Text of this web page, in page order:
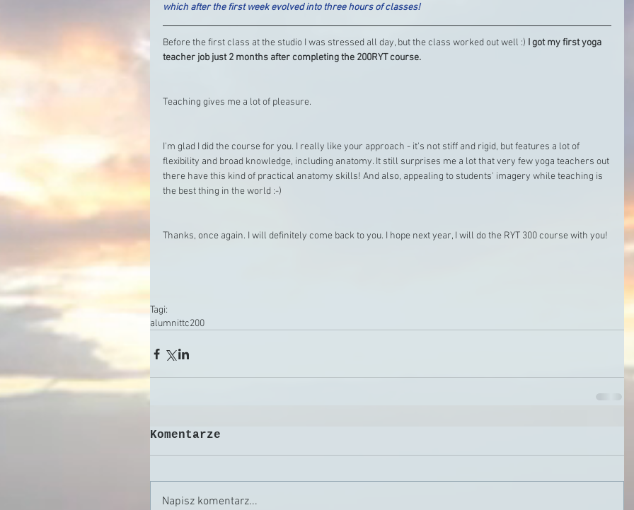
which after the first week evolved into three hours of classes!
Before the first class at the studio I was stressed all day, but the class worked out well :) I got my first yoga
teacher job just 2 months after completing the 200RYT course.
Teaching gives me a lot of pleasure.
I'm glad I did the course for you. I really like your approach - it's not stiff and rigid, but features a lot of
flexibility and broad knowledge, including anatomy. It still surprises me a lot that very few yoga teachers out
there have this kind of practical anatomy skills! And also, appealing to students' imagery while teaching is
the best thing in the world :-)
Thanks, once again. I will definitely come back to you. I hope next year, I will do the RYT 300 course with you!
Tagi:
alumnittc200
Komentarze
Napisz komentarz...